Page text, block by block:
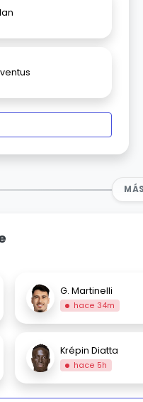
MÁS
G. Martinelli
hace 34m
Krépin Diatta
hace 5h